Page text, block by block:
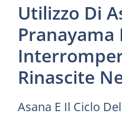
Utilizzo Di
Pranayama
Rinascite
Asana E Il Ciclo